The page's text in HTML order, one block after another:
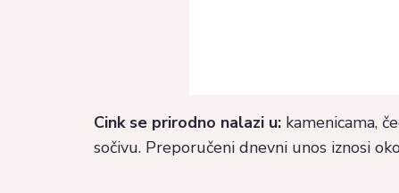
Cink se prirodno nalazi u: kamenicama,
sočivu. Preporučeni dnevni unos iznosi